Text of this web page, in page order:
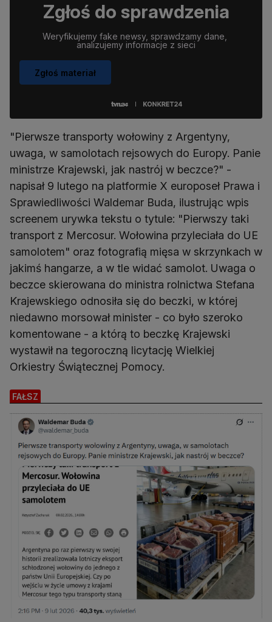
Zgłoś do sprawdzenia
Weryfikujemy fake newsy, sprawdzamy dane,
analizujemy informacje z sieci
Zgłoś materiał
"Pierwsze transporty wołowiny z Argentyny,
uwaga, w samolotach rejsowych do Europy. Panie
ministrze Krajewski, jak nastrój w beczce?" -
napisał 9 lutego na platformie X europoseł Prawa i
Sprawiedliwości Waldemar Buda, ilustrując wpis
screenem urywka tekstu o tytule: "Pierwszy taki
transport z Mercosur. Wołowina przyleciała do UE
samolotem" oraz fotografią mięsa w skrzynkach w
jakimś hangarze, a w tle widać samolot. Uwaga o
beczce skierowana do ministra rolnictwa Stefana
Krajewskiego odnosiła się do beczki, w której
niedawno morsował minister - co było szeroko
komentowane - a którą to beczkę Krajewski
wystawił na tegoroczną licytację Wielkiej
Orkiestry Świątecznej Pomocy.
FAŁSZ